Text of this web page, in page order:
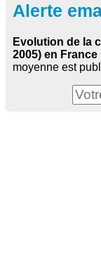
Alerte
Evolution de la
2005) en France
moyenne est